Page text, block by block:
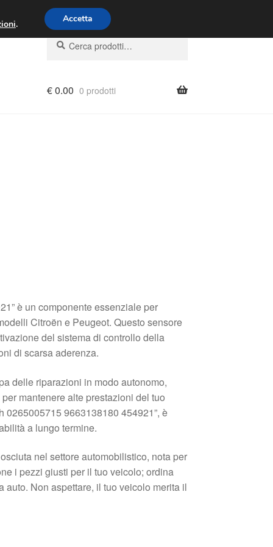
- 16:00 800 580 290
Cerca:
Cerca
€0.00 0 prodotti
è un componente essenziale per
Citroën e Peugeot. Questo sensore
del sistema di controllo della
di scarsa aderenza.
delle riparazioni in modo autonomo,
mantenere alte prestazioni del tuo
0265005715 9663138180 454921”, è
a lungo termine.
nel settore automobilistico, nota per
i pezzi giusti per il tuo veicolo; ordina
Non aspettare, il tuo veicolo merita il
. Accetta